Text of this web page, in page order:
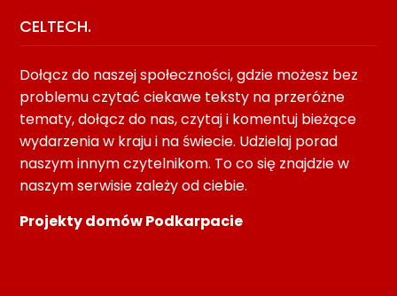
CELTECH.
Dołącz do naszej społeczności, gdzie możesz bez
problemu czytać ciekawe teksty na przeróżne
tematy, dołącz do nas, czytaj i komentuj bieżące
wydarzenia w kraju i na świecie. Udzielaj porad
naszym innym czytelnikom. To co się znajdzie w
naszym serwisie zależy od ciebie.
Projekty domów Podkarpacie